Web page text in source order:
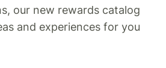
our new rewards catalog
and experiences for you